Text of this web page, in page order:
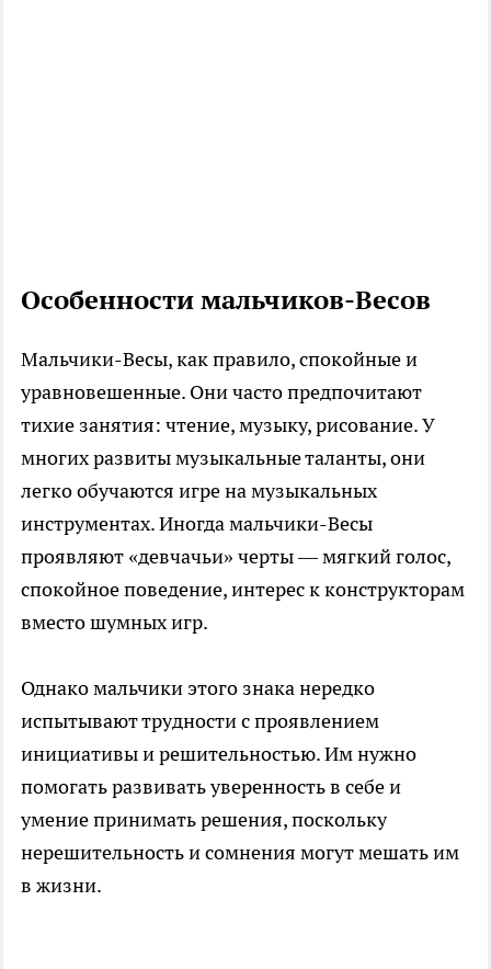
Особенности мальчиков-Весов
Мальчики-Весы, как правило, спокойные и
уравновешенные. Они часто предпочитают
тихие занятия: чтение, музыку, рисование. У
многих развиты музыкальные таланты, они
легко обучаются игре на музыкальных
инструментах. Иногда мальчики-Весы
проявляют «девчачьи» черты — мягкий голос,
спокойное поведение, интерес к конструкторам
вместо шумных игр.
Однако мальчики этого знака нередко
испытывают трудности с проявлением
инициативы и решительностью. Им нужно
помогать развивать уверенность в себе и
умение принимать решения, поскольку
нерешительность и сомнения могут мешать им
в жизни.